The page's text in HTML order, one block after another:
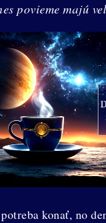
povieme majú
konať, no